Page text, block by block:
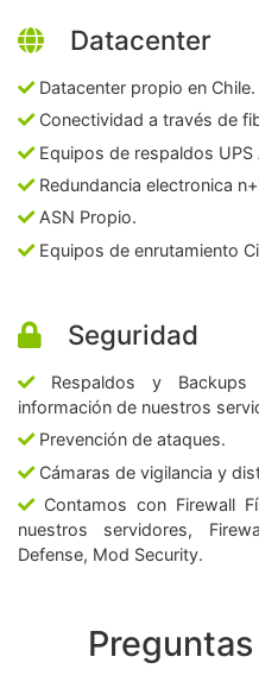
Datacenter
Datacenter propio en Chile.
Conectividad a través de
Equipos de respaldos UPS
Redundancia electronica
ASN Propio.
Equipos de enrutamiento
Seguridad
Respaldos y Backups
información de nuestros
Prevención de ataques.
Cámaras de vigilancia y
Contamos con Firewall
nuestros servidores,
Defense, Mod Security.